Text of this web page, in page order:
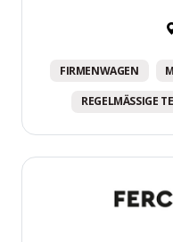
FIRMENWAGEN
REGELMÄSSIGE